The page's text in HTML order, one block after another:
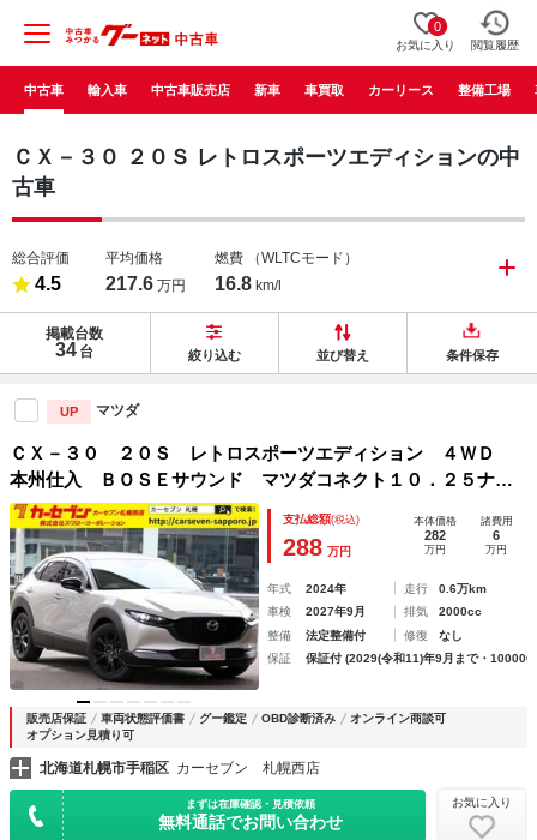
0
お気に入り 閲覧履歴
中古車 輸入車 中古車販売店 新車 車買取 カーリース 整備工場
ＣＸ－３０ ２０Ｓ レトロスポーツエディションの中
古車
総合評価
4.5
平均価格
217.6 万円
燃費 （WLTCモード）
16.8 km/l
掲載台数
34 台 絞り込む 並び替え 条件保存
UP マツダ
ＣＸ－３０ ２０Ｓ レトロスポーツエディション ４ＷＤ
本州仕入 ＢＯＳＥサウンド マツダコネクト１０．２５ナビ
＆ＴＶ 全周囲カメラ スマートブレーキサポート レーダー
クルーズ パワーバックドア ハーフレザーシート ワイヤレ
ス充電 ＥＴＣ
支払総額(税込)
288 万円
本体価格
282
万円
諸費用
6
万円
年式 2024年 走行
0.6万km
車検
2027年9月 排気
2000cc
整備
法定整備付 修復
なし
保証
保証付 (2029(令和11)年9月まで・
販売店保証 車両状態評価書 グー鑑定 OBD診断済み
オンライン商談可
オプション見積り可
北海道札幌市手稲区 カーセブン 札幌西店
まずは在庫確認・見積依頼
無料通話でお問い合わせ
お気に入り